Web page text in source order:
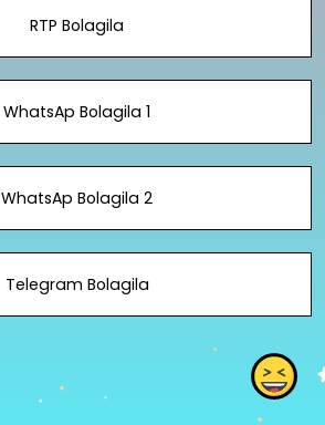
RTP Bolagila
WhatsAp Bolagila 1
WhatsAp Bolagila 2
Telegram Bolagila